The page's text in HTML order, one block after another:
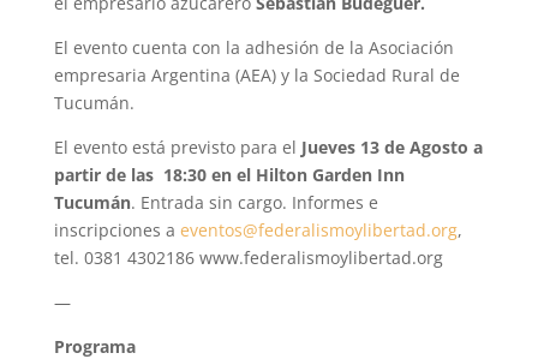
El evento cuenta con la adhesión de la Asociación
empresaria Argentina (AEA) y la Sociedad Rural de
Tucumán.
El evento está previsto para el Jueves 13 de Agosto a
partir de las 18:30 en el Hilton Garden Inn
Tucumán. Entrada sin cargo. Informes e
inscripciones a eventos@federalismoylibertad.org,
tel. 0381 4302186 www.federalismoylibertad.org
—
Programa